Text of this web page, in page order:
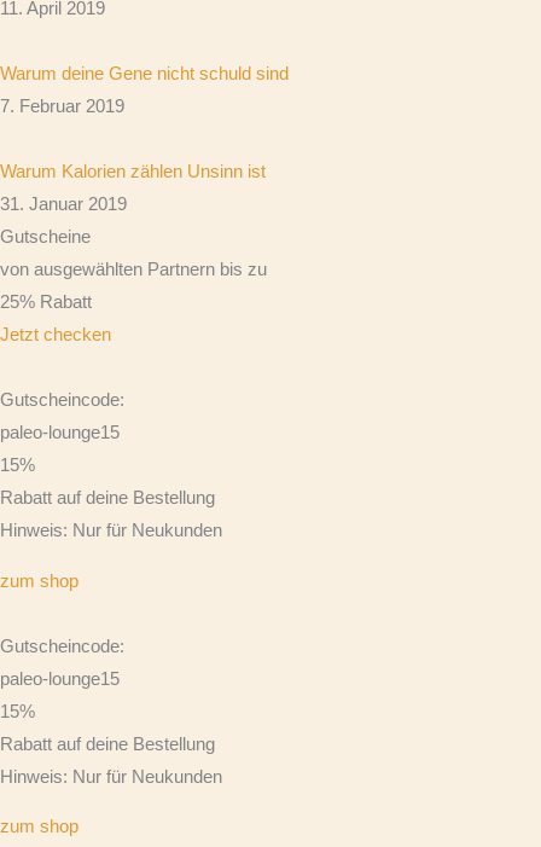
11. April 2019
Warum deine Gene nicht schuld sind
7. Februar 2019
Warum Kalorien zählen Unsinn ist
31. Januar 2019
Gutscheine
von ausgewählten Partnern bis zu
25% Rabatt
Jetzt checken
Gutscheincode:
paleo-lounge15
15%
Rabatt auf deine Bestellung
Hinweis: Nur für Neukunden
zum shop
Gutscheincode:
paleo-lounge15
15%
Rabatt auf deine Bestellung
Hinweis: Nur für Neukunden
zum shop